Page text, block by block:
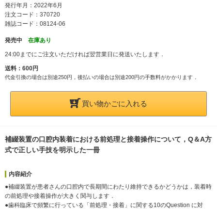
発行年月：2022年6月
注文コード：370720
雑誌コード：08124-06
発売中 在庫あり
24:00までにご注文いただければ翌営業日に発送いたします．
送料：600円
代金引換の場合は別途250円，後払いの場合は別途200円の手数料がかかります．
買い物かごに入れる
補綴装置の口腔内装着における前処理と接着操作について，Q＆A方
式で正しい手技を明示した一冊
内容紹介
●補綴装置が患者さんの口腔内で長期間にわたり維持できるかどうかは，装着時
の前処理や接着操作が大きく関与します．
●歯科臨床で頻繁に行っている「前処理・接着」に関する10のQuestion に対